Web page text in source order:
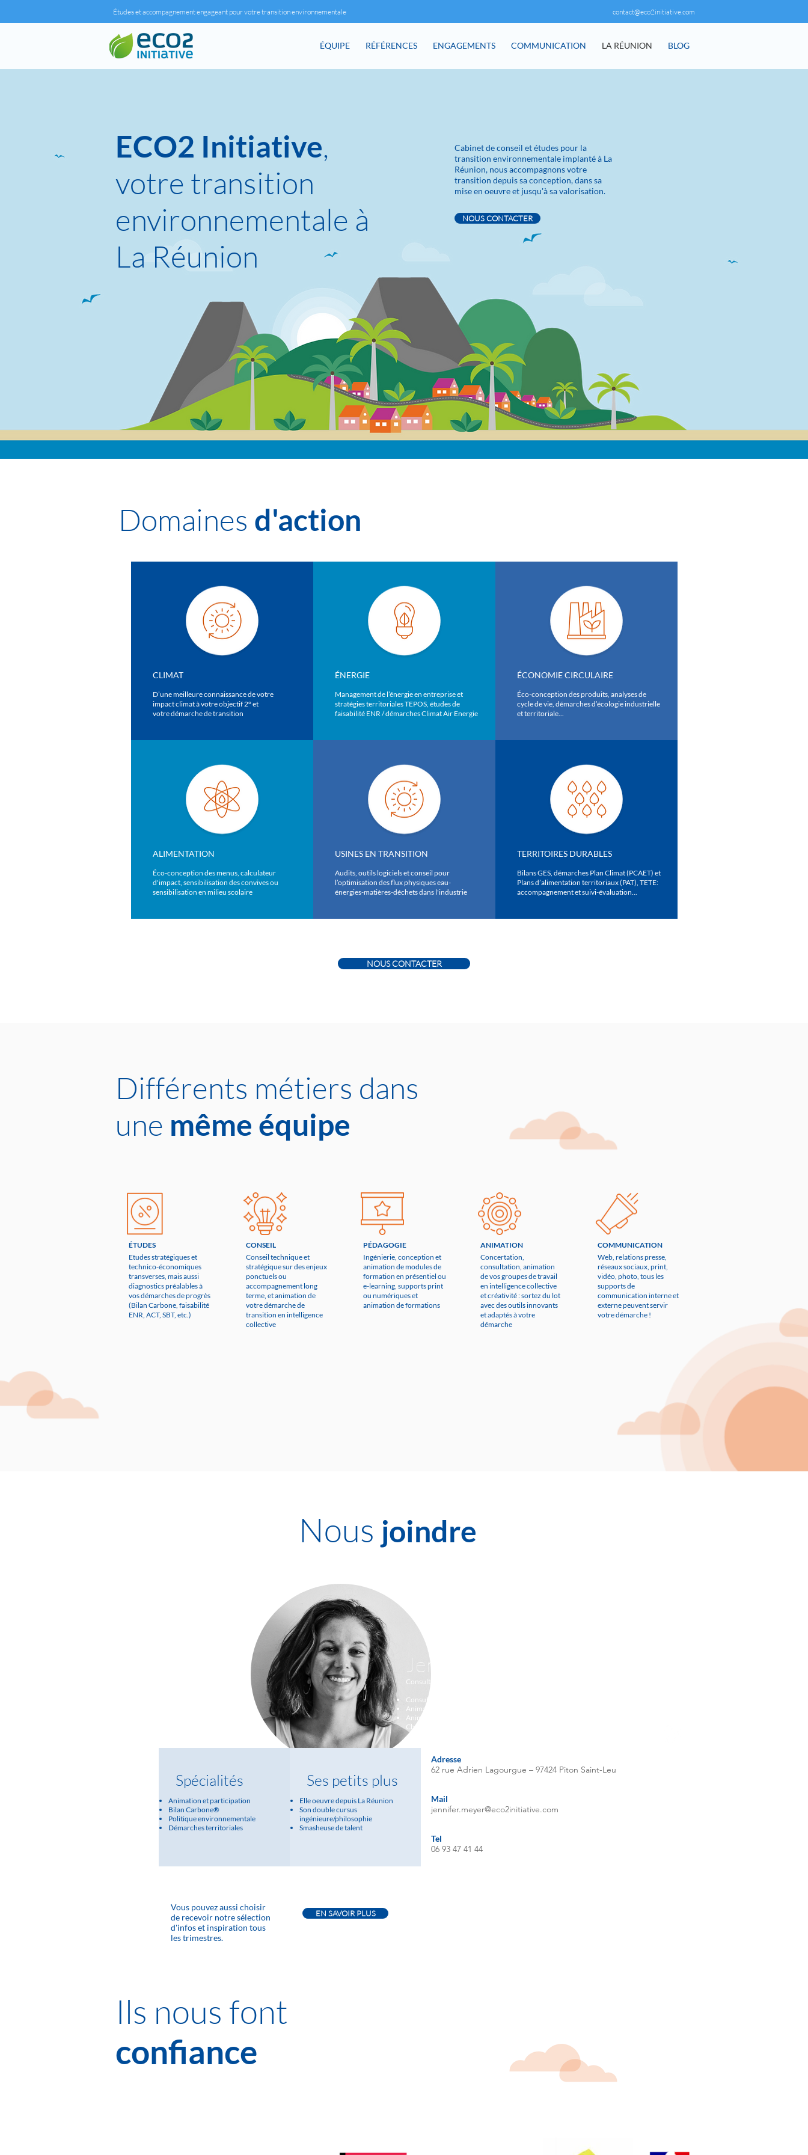
Études et accompagnement engageant pour votre transition environnementale contact@eco2initiative.com
ÉQUIPE RÉFÉRENCES ENGAGEMENTS COMMUNICATION LA RÉUNION BLOG
ECO2 Initiative,
votre transition
environnementale à
La Réunion
Cabinet de conseil et études pour la
transition environnementale implanté à La
Réunion, nous accompagnons votre
transition depuis sa conception, dans sa
mise en oeuvre et jusqu'à sa valorisation.
NOUS CONTACTER
Domaines d'action
CLIMAT
D’une meilleure connaissance de votre
impact climat à votre objectif 2° et
votre démarche de transition
ALIMENTATION
Éco-conception des menus, calculateur
d'impact, sensibilisation des convives ou
sensibilisation en milieu scolaire
ÉNERGIE
Management de l’énergie en entreprise et
stratégies territoriales TEPOS, études de
faisabilité ENR / démarches Climat Air Energie
USINES EN TRANSITION
Audits, outils logiciels et conseil pour
l’optimisation des flux physiques eau-
énergies-matières-déchets dans l'industrie
ÉCONOMIE CIRCULAIRE
Éco-conception des produits, analyses de
cycle de vie, démarches d’écologie industrielle
et territoriale...
TERRITOIRES DURABLES
Bilans GES, démarches Plan Climat (PCAET) et
Plans d’alimentation territoriaux (PAT), TETE:
accompagnement et suivi-évaluation...
NOUS CONTACTER
Différents métiers dans
une même équipe
ÉTUDES
Etudes stratégiques et
technico-économiques
transverses, mais aussi
diagnostics préalables à
vos démarches de progrès
(Bilan Carbone, faisabilité
ENR, ACT, SBT, etc.)
CONSEIL
Conseil technique et
stratégique sur des enjeux
ponctuels ou
accompagnement long
terme, et animation de
votre démarche de
transition en intelligence
collective
PÉDAGOGIE
Ingénierie, conception et
animation de modules de
formation en présentiel ou
e-learning, supports print
ou numériques et
animation de formations
ANIMATION
Concertation,
consultation, animation
de vos groupes de travail
en intelligence collective
et créativité : sortez du lot
avec des outils innovants
et adaptés à votre
démarche
COMMUNICATION
Web, relations presse,
réseaux sociaux, print,
vidéo, photo, tous les
supports de
communication interne et
externe peuvent servir
votre démarche !
Nous joindre
Jennifer Meyer
Consultante-ingénieure Énergie et Climat
Consultante en transition écologique et énergétique territoriale
Animatrice de processus participatifs
Animatrice de la Fresque du Climat
Changement Climatique
Spécialités
Animation et participation
Bilan Carbone®
Politique environnementale
Démarches territoriales
Ses petits plus
Elle oeuvre depuis La Réunion
Son double cursus
ingénieure/philosophie
Smasheuse de talent
Adresse
62 rue Adrien Lagourgue – 97424 Piton Saint-Leu
Mail
jennifer.meyer@eco2initiative.com
Tel
06 93 47 41 44
Vous pouvez aussi choisir
de recevoir notre sélection
d'infos et inspiration tous
les trimestres.
EN SAVOIR PLUS
Ils nous font
confiance